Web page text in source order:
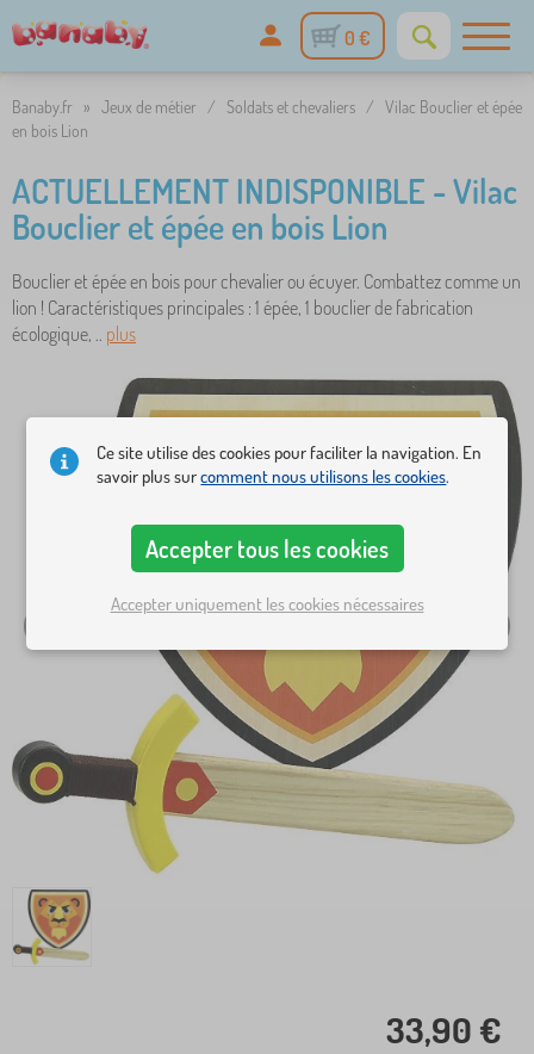
0 €
Banaby.fr » Jeux de métier / Soldats et chevaliers / Vilac Bouclier et épée
en bois Lion
ACTUELLEMENT INDISPONIBLE - Vilac
Bouclier et épée en bois Lion
Bouclier et épée en bois pour chevalier ou écuyer. Combattez comme un
lion ! Caractéristiques principales : 1 épée, 1 bouclier de fabrication
écologique, .. plus
33,90 €
Ce site utilise des cookies pour faciliter la navigation. En
savoir plus surcomment nous utilisons les cookies.
Accepter tous les cookies
Accepter uniquement les cookies nécessaires